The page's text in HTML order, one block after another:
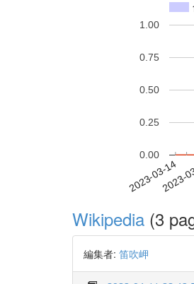
2023-03-14
2023-
0.00
0.25
0.50
0.75
1.00
Wikipedia (3
編集者: 笛吹岬